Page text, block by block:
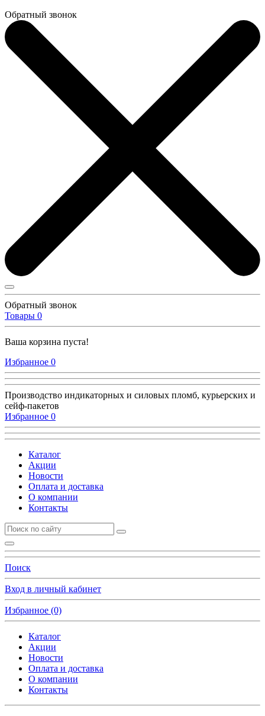
Обратный звонок
Обратный звонок
Товары 0
Ваша корзина пуста!
Избранное 0
Производство индикаторных и силовых пломб, курьерских и
сейф-пакетов
Избранное 0
Каталог
Акции
Новости
Оплата и доставка
О компании
Контакты
Поиск
Вход в личный кабинет
Избранное (0)
Каталог
Акции
Новости
Оплата и доставка
О компании
Контакты